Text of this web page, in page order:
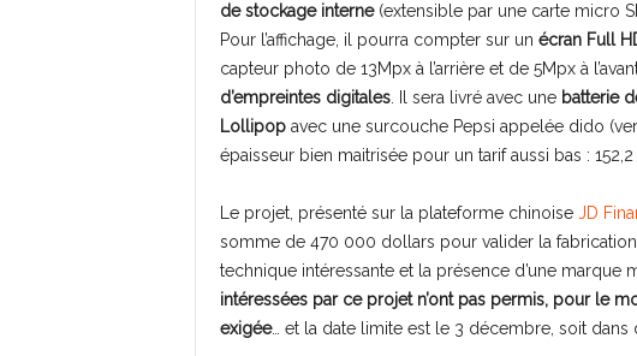
de stockage interne(extensible par une carte micro
Pour l’affichage, il pourra compter sur un écran Full
capteur photo de 13Mpx à l’arrière et de 5Mpx à
d’empreintes digitales. Il sera livré avec une batterie
Lollipopavec une surcouche Pepsi appelée dido
épaisseur bien maitrisée pour un tarif aussi bas :
Le projet, présenté sur la plateforme chinoise JD
somme de 470 000 dollars pour valider la
technique intéressante et la présence d’une marque
intéressées par ce projet n’ont pas permis, pour le
exigée… et la date limite est le 3 décembre, soit dans